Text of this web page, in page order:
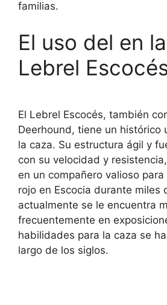
familias.
El uso del en
Lebrel
El Lebrel Escocés, también
Deerhound, tiene un histórico
la caza. Su estructura ágil y
con su velocidad y
en un compañero valioso
rojo en Escocia durante miles
actualmente se le encuentra
frecuentemente en
habilidades para la caza se
largo de los siglos.